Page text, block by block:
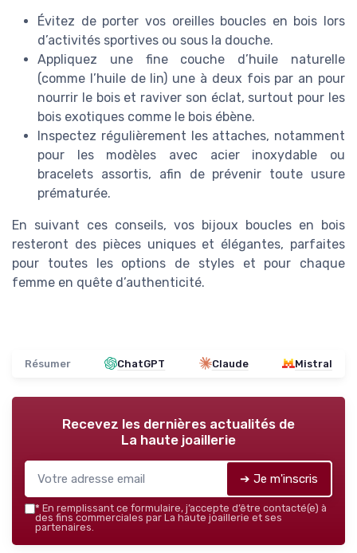
Évitez de porter vos oreilles boucles en bois lors
d’activités sportives ou sous la douche.
Appliquez une fine couche d’huile naturelle
(comme l’huile de lin) une à deux fois par an pour
nourrir le bois et raviver son éclat, surtout pour les
bois exotiques comme le bois ébène.
Inspectez régulièrement les attaches, notamment
pour les modèles avec acier inoxydable ou
bracelets assortis, afin de prévenir toute usure
prématurée.
En suivant ces conseils, vos bijoux boucles en bois
resteront des pièces uniques et élégantes, parfaites
pour toutes les options de styles et pour chaque
femme en quête d’authenticité.
Résumer ChatGPT Claude Mistral
Recevez les dernières actualités de
La haute joaillerie
➔ Je m'inscris
* En remplissant ce formulaire, j’accepte d’être contacté(e) à
des fins commerciales par La haute joaillerie et ses
partenaires.